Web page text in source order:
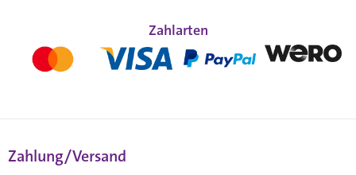
Zahlarten
Zahlung/Versand